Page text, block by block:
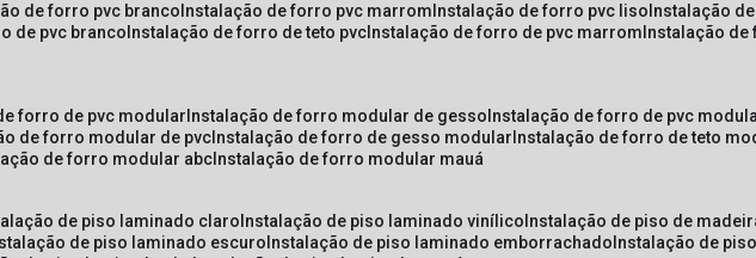
de forro pvc branco instalação de forro pvc marrom instalação de forro pvc liso instalação
de pvc branco instalação de forro de teto pvc instalação de forro de pvc marrom instalação
forro de pvc modular instalação de forro modular de gesso instalação de forro de pvc
de forro modular de pvc instalação de forro de gesso modular instalação de forro de teto
de forro modular abc instalação de forro modular mauá
de piso laminado claro instalação de piso laminado vinílico instalação de piso de
de piso laminado escuro instalação de piso laminado emborrachado instalação de